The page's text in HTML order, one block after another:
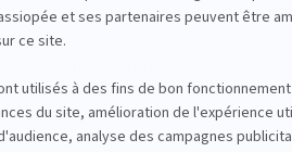
intestins, la rate, le pancréas,
de recentrage prend le pas sur
sangle abdominale se renforce.